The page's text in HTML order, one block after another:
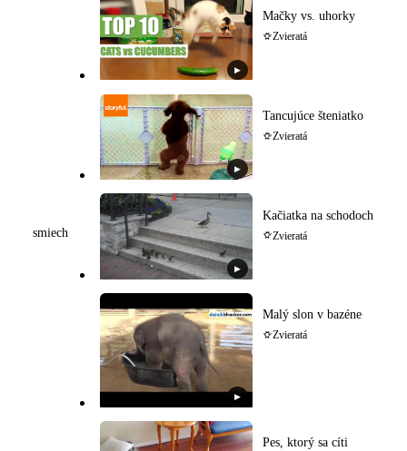
smiech
▶
Mačky vs. uhorky
Zvieratá
▶
Tancujúce šteniatko
Zvieratá
▶
Kačiatka na schodoch
Zvieratá
▶
Malý slon v bazéne
Zvieratá
Pes, ktorý sa cíti